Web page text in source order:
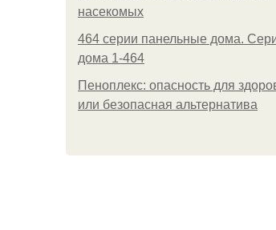
насекомых
464 серии панельные дома.
дома 1-464
Пеноплекс: опасность для
или безопасная альтернатива